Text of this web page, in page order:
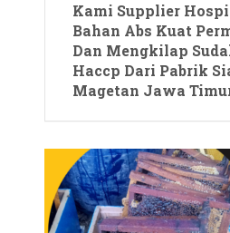
Kami Supplier
Bahan Abs Kuat
Dan Mengkilap
Haccp Dari Pabrik
Magetan Jawa